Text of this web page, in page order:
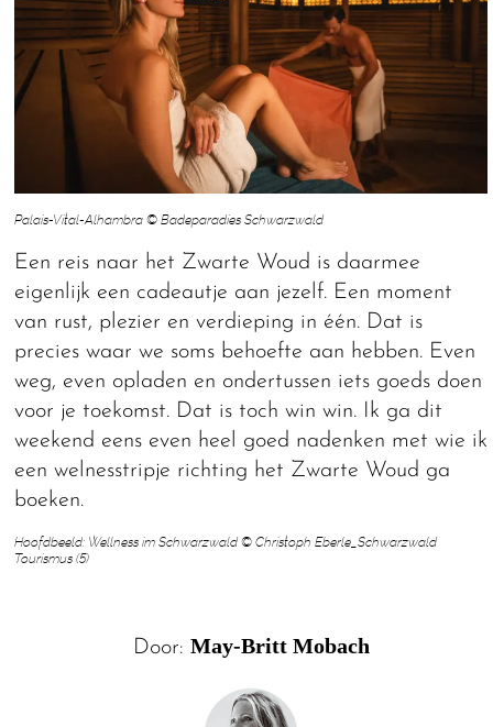
Palais-Vital-Alhambra © Badeparadies Schwarzwald
Een reis naar het Zwarte Woud is daarmee
eigenlijk een cadeautje aan jezelf. Een moment
van rust, plezier en verdieping in één. Dat is
precies waar we soms behoefte aan hebben. Even
weg, even opladen en ondertussen iets goeds doen
voor je toekomst. Dat is toch win win. Ik ga dit
weekend eens even heel goed nadenken met wie ik
een welnesstripje richting het Zwarte Woud ga
boeken.
Hoofdbeeld: Wellness im Schwarzwald © Christoph Eberle_Schwarzwald
Tourismus (5)
Door: May-Britt Mobach